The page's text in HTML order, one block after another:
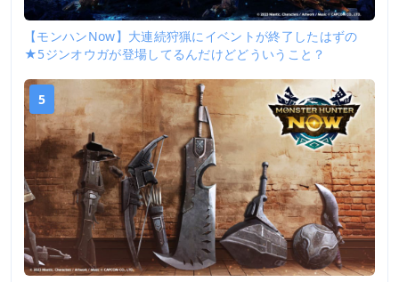
【モンハンNow】大連続狩猟にイベントが終了したはずの
★5ジンオウガが登場してるんだけどどういうこと？
5